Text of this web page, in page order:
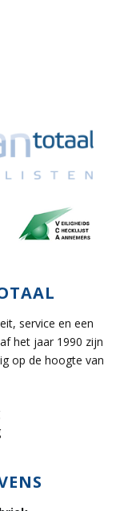
service en een
het jaar 1990 zijn
op de hoogte van